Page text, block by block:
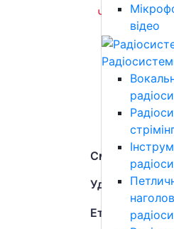
відео
Чохли для
Чохли для
Чохли для
Чохли для
Чохол для
Смичкові
Ударні
Етнічні